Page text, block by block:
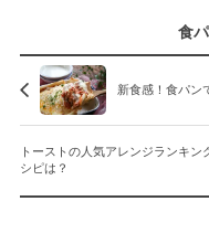
食
新食感！食パン
トーストの人気アレンジランキン
シピは？